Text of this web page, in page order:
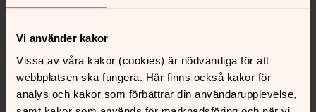
Vi använder kakor
Vissa av våra kakor (cookies) är nödvändiga för att
webbplatsen ska fungera. Här finns också kakor för
analys och kakor som förbättrar din användarupplevelse,
E-post:gudrun.norrfjard@svenskakyrkan.se